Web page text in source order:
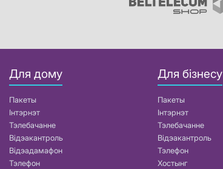
Для дому
Пакеты
Інтэрнэт
Тэлебачанне
Відэакантроль
Відэадамафон
Тэлефон
Для бізнесу
Пакеты
Інтэрнэт
Тэлебачанне
Відэакантроль
Тэлефон
Хостынг